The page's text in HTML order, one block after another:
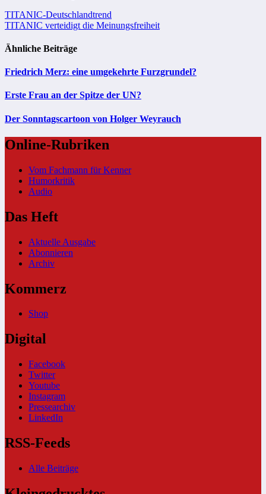
Beitragsnavigation
TITANIC-Deutschlandtrend
TITANIC verteidigt die Meinungsfreiheit
Ähnliche Beiträge
Friedrich Merz: eine umgekehrte Furzgrundel?
Erste Frau an der Spitze der UN?
Der Sonntagscartoon von Holger Weyrauch
Online-Rubriken
Vom Fachmann für Kenner
Humorkritik
Audio
Das Heft
Aktuelle Ausgabe
Abonnieren
Archiv
Kommerz
Shop
Digital
Facebook
Twitter
Youtube
Instagram
Pressearchiv
LinkedIn
RSS-Feeds
Alle Beiträge